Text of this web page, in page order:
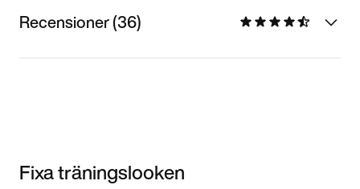
Recensioner (36)
Fixa träningslooken